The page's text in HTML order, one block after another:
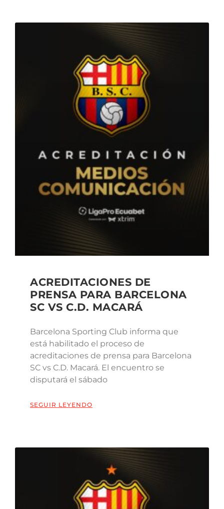
ACREDITACIONES DE
PRENSA PARA BARCELONA
SC VS C.D. MACARÁ
Barcelona Sporting Club informa que
está habilitado el proceso de
acreditaciones de prensa para Barcelona
SC vs C.D. Macará. El encuentro se
disputará el sábado
SEGUIR LEYENDO